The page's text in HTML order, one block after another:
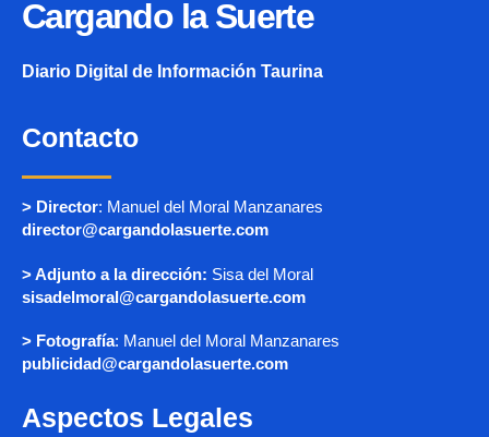
Cargando la Suerte
Diario Digital de Información Taurina
Contacto
> Director: Manuel del Moral Manzanares
director@cargandolasuerte.com
> Adjunto a la dirección: Sisa del Moral
sisadelmoral@cargandolasuerte.com
> Fotografía: Manuel del Moral Manzanares
publicidad@cargandolasuerte.com
Aspectos Legales